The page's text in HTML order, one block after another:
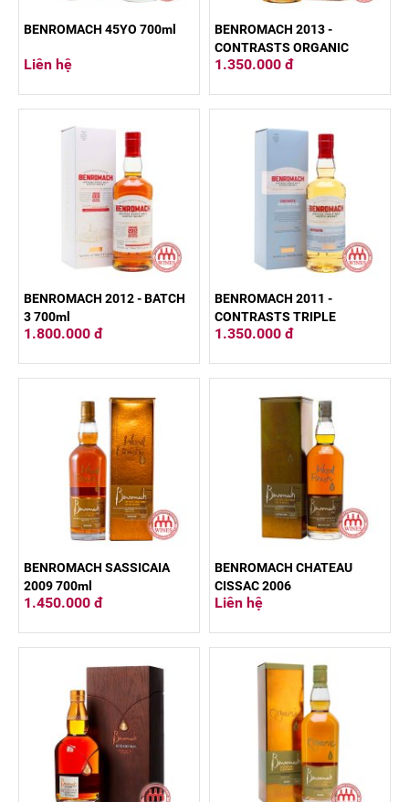
BENROMACH 45YO 700ml
Liên hệ
BENROMACH 2013 -
CONTRASTS ORGANIC
700ml
1.350.000 đ
BENROMACH 2012 - BATCH
3 700ml
1.800.000 đ
BENROMACH 2011 -
CONTRASTS TRIPLE
DISTILLED 700ml
1.350.000 đ
BENROMACH SASSICAIA
2009 700ml
1.450.000 đ
BENROMACH CHATEAU
CISSAC 2006
Liên hệ